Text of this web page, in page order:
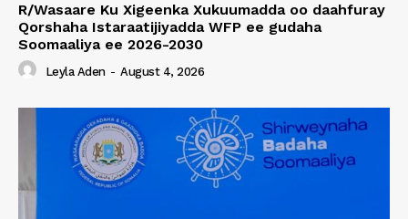
R/Wasaare Ku Xigeenka Xukuumadda oo daahfuray
Qorshaha Istaraatijiyadda WFP ee gudaha
Soomaaliya ee 2026-2030
Leyla Aden - August 4, 2026